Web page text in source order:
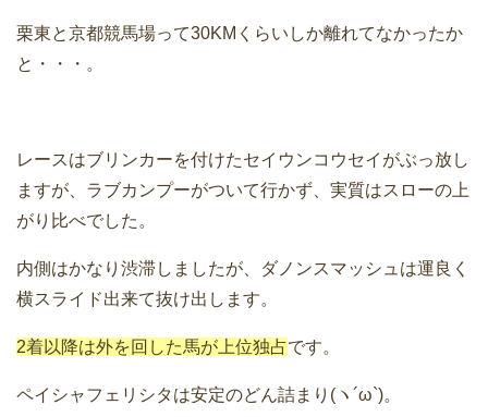
栗東と京都競馬場って30KMくらいしか離れてなかったか
と・・・。
レースはブリンカーを付けたセイウンコウセイがぶっ放し
ますが、ラブカンプーがついて行かず、実質はスローの上
がり比べでした。
内側はかなり渋滞しましたが、ダノンスマッシュは運良く
横スライド出来て抜け出します。
2着以降は外を回した馬が上位独占です。
ペイシャフェリシタは安定のどん詰まり(ヽ´ω`)。